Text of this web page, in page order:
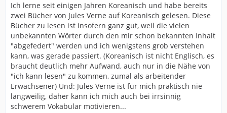
Ich lerne seit einigen Jahren Koreanisch und habe bereits
zwei Bücher von Jules Verne auf Koreanisch gelesen. Diese
Bücher zu lesen ist insofern ganz gut, weil die vielen
unbekannten Wörter durch den mir schon bekannten Inhalt
"abgefedert" werden und ich wenigstens grob verstehen
kann, was gerade passiert. (Koreanisch ist nicht Englisch, es
braucht deutlich mehr Aufwand, auch nur in die Nähe von
"ich kann lesen" zu kommen, zumal als arbeitender
Erwachsener) Und: Jules Verne ist für mich praktisch nie
langweilig, daher kann ich mich auch bei irrsinnig
schwerem Vokabular motivieren...